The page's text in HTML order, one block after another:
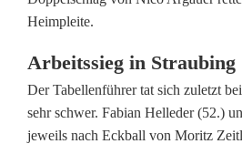
i
t
e
r
Heimpleite.
Arbeitssieg in Straubing
Der Tabellenführer tat sich zuletzt
sehr schwer. Fabian Helleder (52.)
jeweils nach Eckball von Moritz